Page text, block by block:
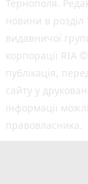
Тернополя.
новини в
видавничої
корпорації RIA
публiкацiя,
сайту у
інформації
правовласника.